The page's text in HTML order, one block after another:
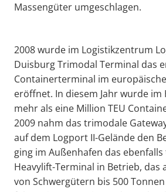
Massengüter umgeschlagen.
2008 wurde im Logistikzentrum
Duisburg Trimodal Terminal das
Containerterminal im
eröffnet. In diesem Jahr wurde im
mehr als eine Million TEU
2009 nahm das trimodale
auf dem Logport II-Gelände den
ging im Außenhafen das
Heavylift-Terminal in Betrieb, das
von Schwergütern bis 500